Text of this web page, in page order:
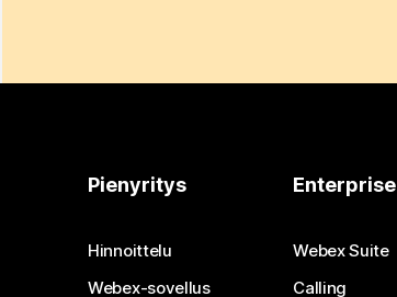
Pienyritys
Hinnoittelu
Webex-sovellus
Enterprise
Webex Suite
Calling